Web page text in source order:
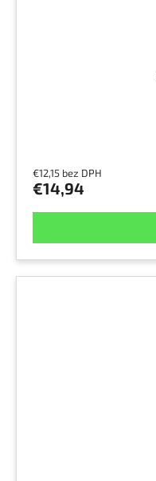
€12,15 bez DPH
€14,94